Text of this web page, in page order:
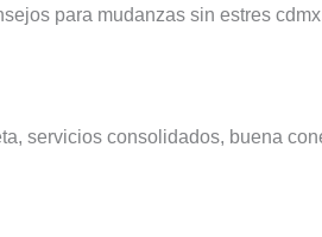
para mudanzas sin estres
servicios consolidados, buena